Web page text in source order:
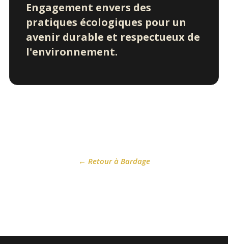
Engagement envers des
pratiques écologiques pour un
avenir durable et respectueux de
l'environnement.
← Retour à Bardage